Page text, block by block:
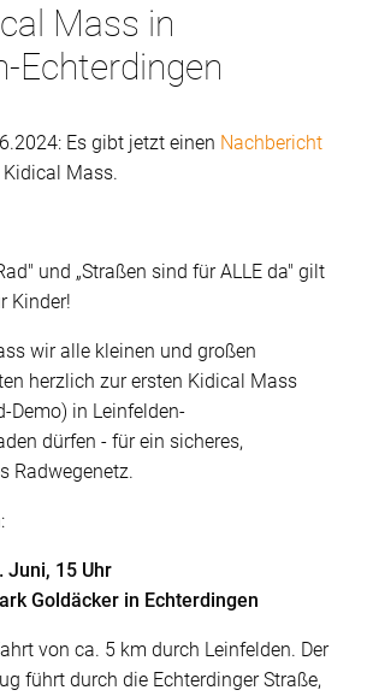
Mass in
Echterdingen
Es gibt jetzt einen Nachbericht
Kidical Mass.
und „Straßen sind für ALLE da" gilt
Kinder!
wir alle kleinen und großen
herzlich zur ersten Kidical Mass
Demo) in Leinfelden-
dürfen - für ein sicheres,
Radwegenetz.
Juni, 15 Uhr
Goldäcker in Echterdingen
von ca. 5 km durch Leinfelden. Der
führt durch die Echterdinger Straße,